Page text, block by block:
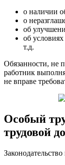
о наличии
о
об
об
т.д.
Обязанности, не
работник
не вправе
Особый
трудовой